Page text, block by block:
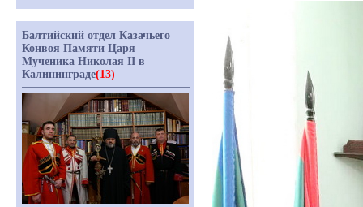
Балтийский отдел Казачьего
Конвоя Памяти Царя
Мученика Николая II в
Калининграде(13)